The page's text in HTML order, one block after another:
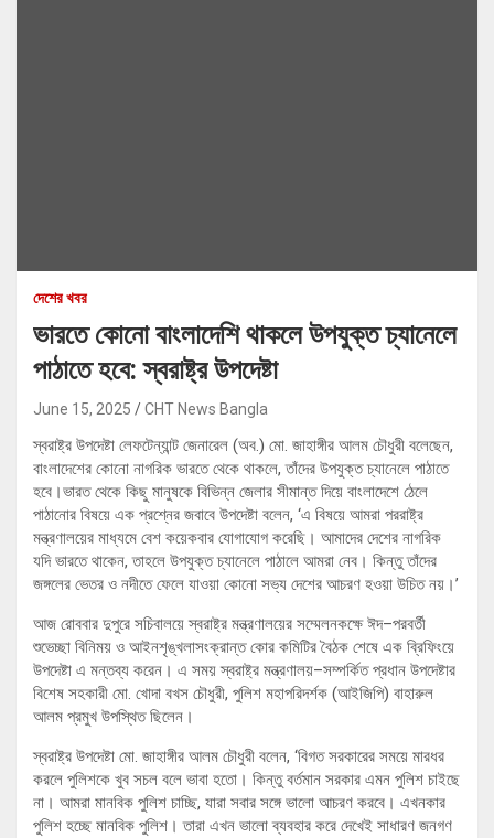
দেশের খবর
ভারতে কোনো বাংলাদেশি থাকলে উপযুক্ত চ্যানেলে
পাঠাতে হবে: স্বরাষ্ট্র উপদেষ্টা
June 15, 2025 CHT News Bangla
স্বরাষ্ট্র উপদেষ্টা লেফটেন্যান্ট জেনারেল (অব.) মো. জাহাঙ্গীর আলম চৌধুরী বলেছেন,
বাংলাদেশের কোনো নাগরিক ভারতে থেকে থাকলে, তাঁদের উপযুক্ত চ্যানেলে পাঠাতে
হবে।ভারত থেকে কিছু মানুষকে বিভিন্ন জেলার সীমান্ত দিয়ে বাংলাদেশে ঠেলে
পাঠানোর বিষয়ে এক প্রশ্নের জবাবে উপদেষ্টা বলেন, ‘এ বিষয়ে আমরা পররাষ্ট্র
মন্ত্রণালয়ের মাধ্যমে বেশ কয়েকবার যোগাযোগ করেছি। আমাদের দেশের নাগরিক
যদি ভারতে থাকেন, তাহলে উপযুক্ত চ্যানেলে পাঠালে আমরা নেব। কিন্তু তাঁদের
জঙ্গলের ভেতর ও নদীতে ফেলে যাওয়া কোনো সভ্য দেশের আচরণ হওয়া উচিত নয়।’
আজ রোববার দুপুরে সচিবালয়ে স্বরাষ্ট্র মন্ত্রণালয়ের সম্মেলনকক্ষে ঈদ–পরবর্তী
শুভেচ্ছা বিনিময় ও আইনশৃঙ্খলাসংক্রান্ত কোর কমিটির বৈঠক শেষে এক ব্রিফিংয়ে
উপদেষ্টা এ মন্তব্য করেন। এ সময় স্বরাষ্ট্র মন্ত্রণালয়–সম্পর্কিত প্রধান উপদেষ্টার
বিশেষ সহকারী মো. খোদা বখস চৌধুরী, পুলিশ মহাপরিদর্শক (আইজিপি) বাহারুল
আলম প্রমুখ উপস্থিত ছিলেন।
স্বরাষ্ট্র উপদেষ্টা মো. জাহাঙ্গীর আলম চৌধুরী বলেন, ‘বিগত সরকারের সময়ে মারধর
করলে পুলিশকে খুব সচল বলে ভাবা হতো। কিন্তু বর্তমান সরকার এমন পুলিশ চাইছে
না। আমরা মানবিক পুলিশ চাচ্ছি, যারা সবার সঙ্গে ভালো আচরণ করবে। এখনকার
পুলিশ হচ্ছে মানবিক পুলিশ। তারা এখন ভালো ব্যবহার করে দেখেই সাধারণ জনগণ